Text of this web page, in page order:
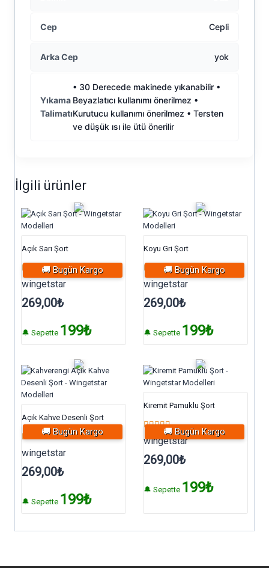
Cep Cepli
Arka Cep yok
Yıkama
Talimatı
• 30 Derecede makinede yıkanabilir •
Beyazlatıcı kullanımı önerilmez •
Kurutucu kullanımı önerilmez • Tersten
ve düşük ısı ile ütü önerilir
İlgili ürünler
🚚 Bugün Kargo
Açık Sarı Şort
5 üzerinden
5.00
oy aldı
wingetstar
269,00₺
🔔 Sepette 199₺
🚚 Bugün Kargo
Koyu Gri Şort
5 üzerinden
5.00
oy aldı
wingetstar
269,00₺
🔔 Sepette 199₺
🚚 Bugün Kargo
Açık Kahve Desenli Şort
5 üzerinden
5.00
oy aldı
wingetstar
269,00₺
🔔 Sepette 199₺
🚚 Bugün Kargo
Kiremit Pamuklu Şort
5 üzerinden
5.00
oy aldı
wingetstar
269,00₺
🔔 Sepette 199₺